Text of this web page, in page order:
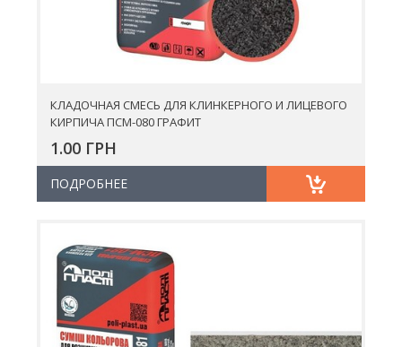
КЛАДОЧНАЯ СМЕСЬ ДЛЯ КЛИНКЕРНОГО И ЛИЦЕВОГО
КИРПИЧА ПСМ-080 ГРАФИТ
1.00 ГРН
ПОДРОБНЕЕ